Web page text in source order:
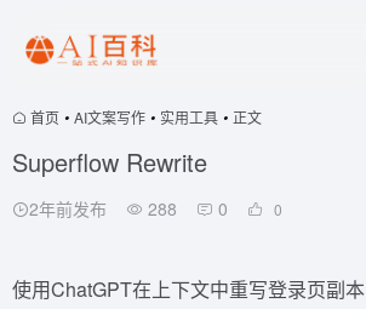
首页 • AI文案写作 • 实用工具 • 正文
Superflow Rewrite
2年前发布 288 0 0
使用ChatGPT在上下文中重写登录页副本